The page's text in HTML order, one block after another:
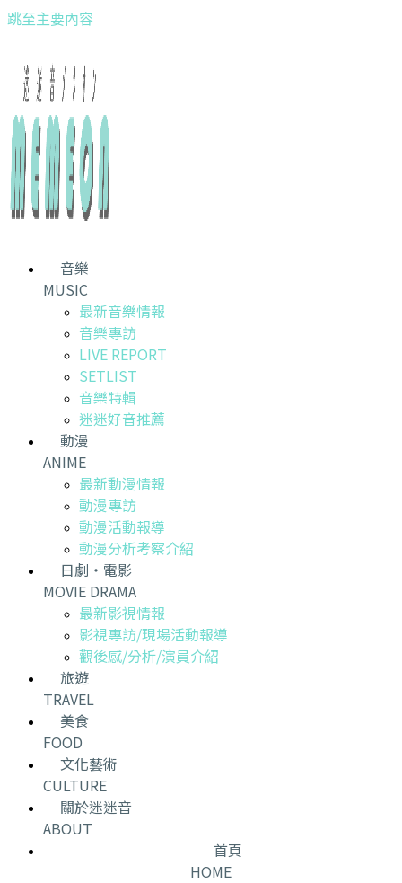
跳至主要內容
音樂
MUSIC
最新音樂情報
音樂專訪
LIVE REPORT
SETLIST
音樂特輯
迷迷好音推薦
動漫
ANIME
最新動漫情報
動漫專訪
動漫活動報導
動漫分析考察介紹
日劇・電影
MOVIE DRAMA
最新影視情報
影視專訪/現場活動報導
觀後感/分析/演員介紹
旅遊
TRAVEL
美食
FOOD
文化藝術
CULTURE
關於迷迷音
ABOUT
首頁
HOME